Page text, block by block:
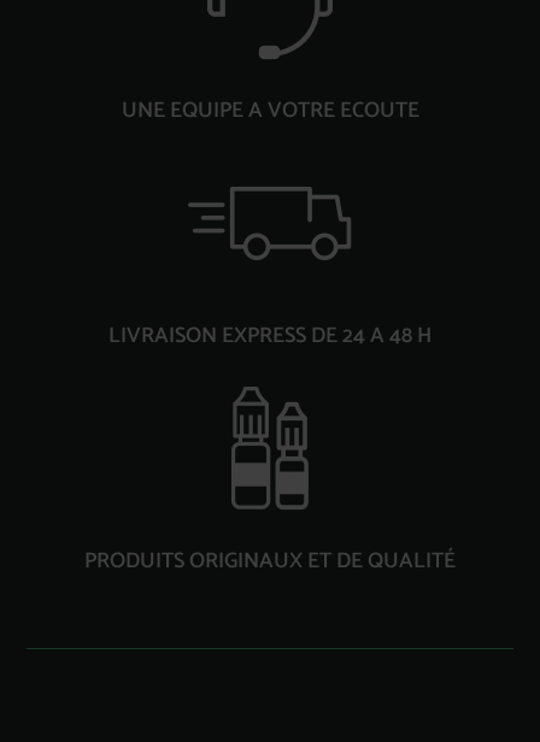
UNE EQUIPE A VOTRE ECOUTE
LIVRAISON EXPRESS DE 24 A 48 H
PRODUITS ORIGINAUX ET DE QUALITÉ